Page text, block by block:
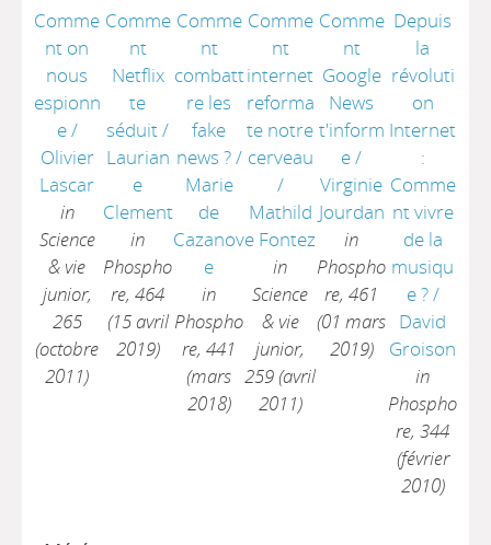
Comme
nt on
nous
espionn
e/
Olivier
Lascar
in
Science
& vie
junior,
265
(octobre
2011)
Comme
nt
Netflix
te
séduit/
Laurian
e
Clement
in
Phospho
re, 464
(15 avril
2019)
Comme
nt
combatt
re les
fake
news ?/
Marie
de
Cazanov
e
in
Phospho
re, 441
(mars
2018)
Comme
nt
internet
reforma
te notre
cerveau
/
Mathild
e Fontez
in
Science
& vie
junior,
259 (avril
2011)
Comme
nt
Google
News
t'inform
e/
Virginie
Jourdan
in
Phospho
re, 461
(01 mars
2019)
Depuis
la
révoluti
on
Internet
:
Comme
nt vivre
de la
musiqu
e ?/
David
Groison
in
Phospho
re, 344
(février
2010)